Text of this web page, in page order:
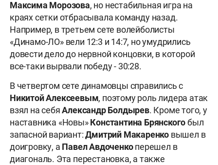
Максима Морозова, но нестабильная игра на
краях сетки отбрасывала команду назад.
Например, в третьем сете волейболисты
«Динамо-ЛО» вели 12:3 и 14:7, но умудрились
довести дело до нервной концовки, в которой
все-таки вырвали победу - 30:28.
В четвертом сете динамовцы справились с
Никитой Алексеевым, поэтому роль лидера атак
взял на себяАлександр Болдырев. Кроме того, у
наставника «Новы»Константина Брянскогобыл
запасной вариант:Дмитрий Макаренко вышел в
доигровку, а Павел Авдоченкоперешел в
диагональ. Эта перестановка, а также